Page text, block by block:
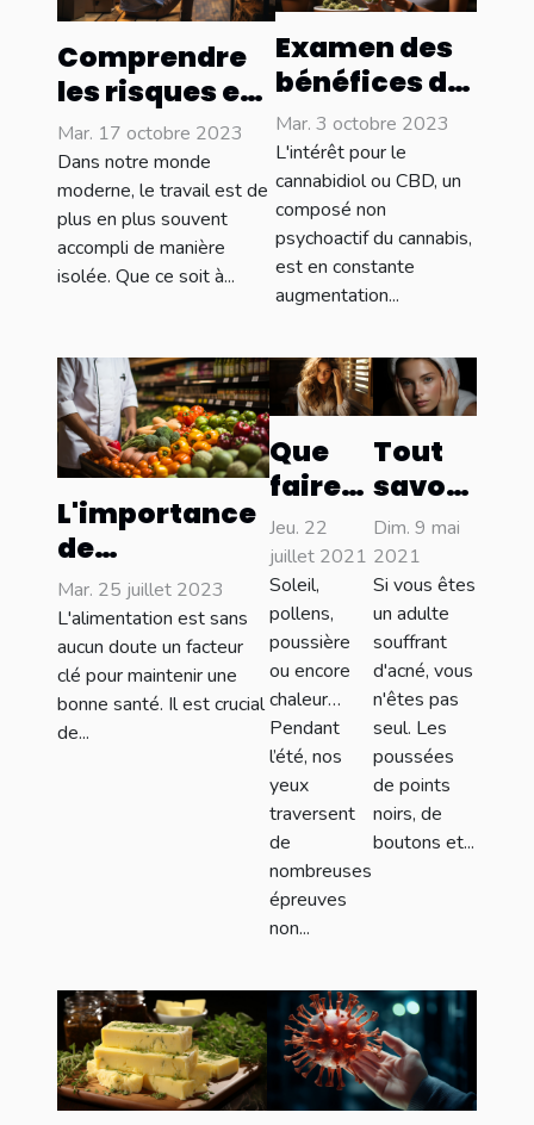
Comprendre
les risques et
les
conséquences
de l'isolement
au travail
Mar. 17 octobre 2023
Dans notre monde
moderne, le travail est de
plus en plus souvent
accompli de manière
isolée. Que ce soit à...
Examen des
bénéfices de
santé du CBD
Mar. 3 octobre 2023
L'intérêt pour le
cannabidiol ou CBD, un
composé non
psychoactif du cannabis,
est en constante
augmentation...
L'importance
de
l'alimentation
pour une
bonne santé
Mar. 25 juillet 2023
L'alimentation est sans
aucun doute un facteur
clé pour maintenir une
bonne santé. Il est crucial
de...
Que
faire
quand
on a
mal
aux
yeux ?
Jeu. 22
juillet 2021
Soleil,
pollens,
poussière
ou encore
chaleur…
Pendant
l’été, nos
yeux
traversent
de
nombreuses
épreuves
non...
Tout
savoir
sur
l’acné
Dim. 9 mai
2021
Si vous êtes
un adulte
souffrant
d'acné, vous
n'êtes pas
seul. Les
poussées
de points
noirs, de
boutons et...